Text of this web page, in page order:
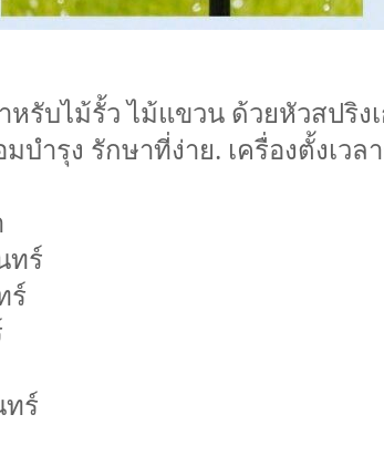
รับไม้รั้ว ไม้แขวน ด้วยหัวสปริง
ำรุง รักษาที่ง่าย. เครื่องตั้งเว
ทร์
ร์
ทร์